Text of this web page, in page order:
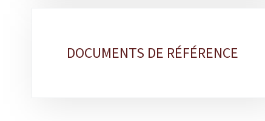
DOCUMENTS DE RÉFÉRENCE